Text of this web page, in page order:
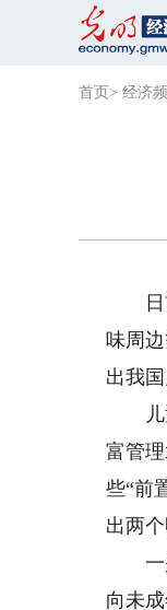
首页 > 经济
日前
味周
出我
儿童
富管
些“前
出两个
一是
向未